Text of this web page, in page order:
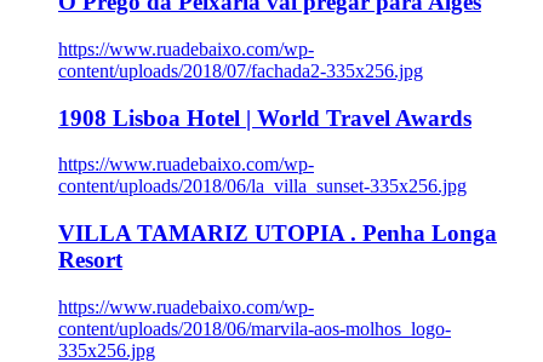
https://www.ruadebaixo.com/wp-
content/uploads/2018/07/fachada2-335x256.jpg
1908 Lisboa Hotel | World Travel Awards
https://www.ruadebaixo.com/wp-
content/uploads/2018/06/la_villa_sunset-335x256.jpg
VILLA TAMARIZ UTOPIA . Penha Longa
Resort
https://www.ruadebaixo.com/wp-
content/uploads/2018/06/marvila-aos-molhos_logo-
335x256.jpg